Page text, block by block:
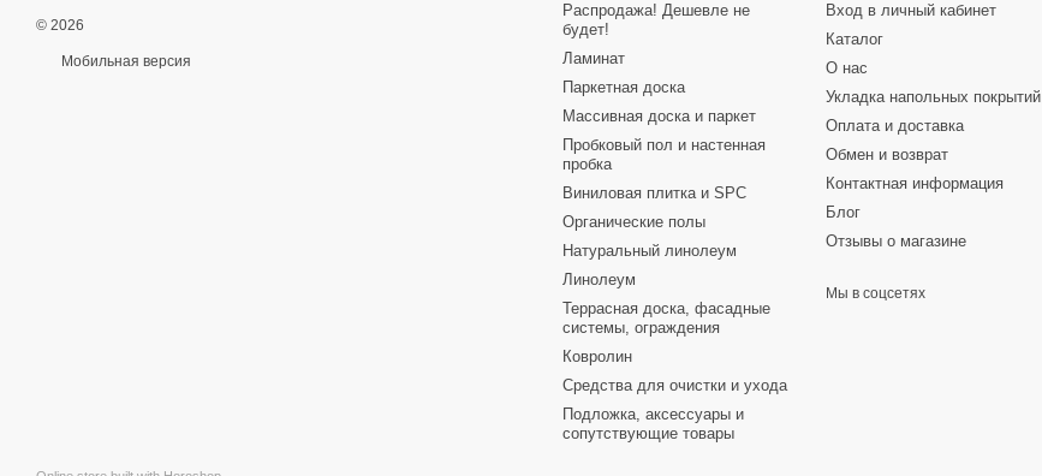
© 2026
Мобильная версия
Распродажа! Дешевле не
будет!
Ламинат
Паркетная доска
Массивная доска и паркет
Пробковый пол и настенная
пробка
Виниловая плитка и SPC
Органические полы
Натуральный линолеум
Линолеум
Террасная доска, фасадные
системы, ограждения
Ковролин
Средства для очистки и ухода
Подложка, аксессуары и
сопутствующие товары
Вход в личный кабинет
Каталог
О нас
Укладка напольных покрытий
Оплата и доставка
Обмен и возврат
Контактная информация
Блог
Отзывы о магазине
Мы в соцсетях